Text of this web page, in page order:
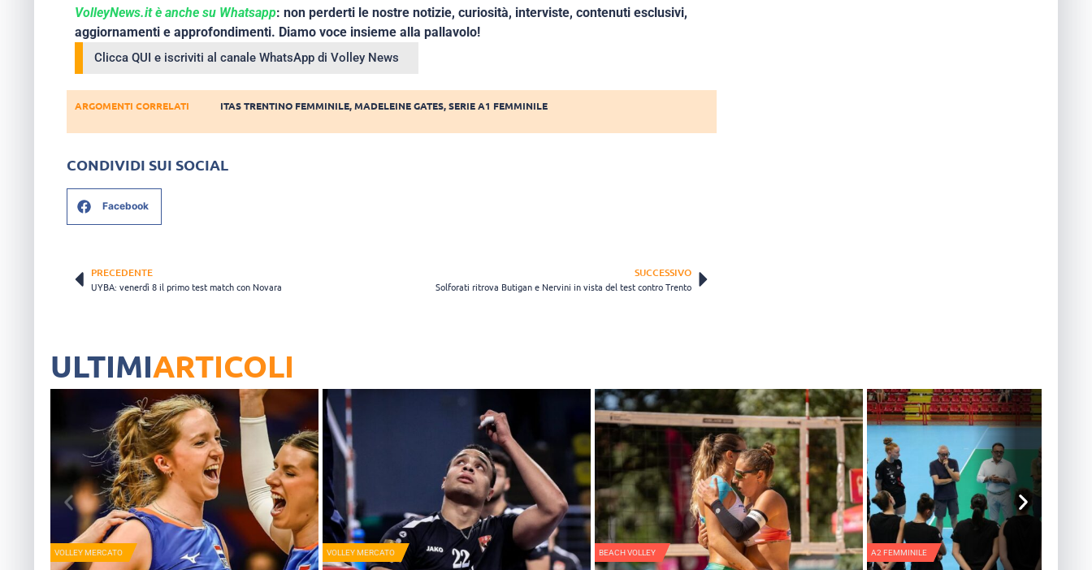
VolleyNews.it è anche su Whatsapp: non perderti le nostre notizie, curiosità, interviste, contenuti esclusivi,
aggiornamenti e approfondimenti. Diamo voce insieme alla pallavolo!
Clicca QUI e iscriviti al canale WhatsApp di Volley News
ARGOMENTI CORRELATI ITAS TRENTINO FEMMINILE,MADELEINE GATES,SERIE A1 FEMMINILE
CONDIVIDI SUI SOCIAL
Facebook
PRECEDENTE
UYBA: venerdì 8 il primo test match con Novara
SUCCESSIVO
Solforati ritrova Butigan e Nervini in vista del test contro Trento
ULTIMIARTICOLI
VOLLEY MERCATO VOLLEY MERCATO BEACH VOLLEY A2 FEMMINILE